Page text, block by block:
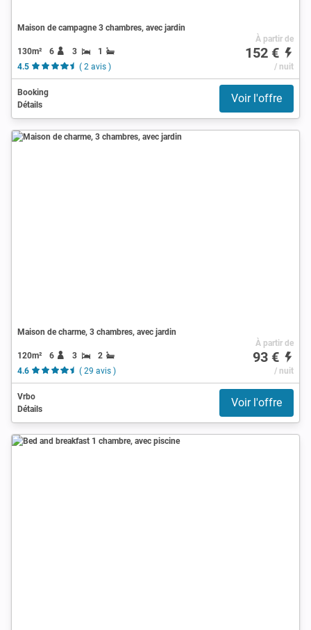
Maison de campagne 3 chambres, avec jardin
130m² 6 3
1
4.5
( 2 avis )
À partir de
152 €
/ nuit
Booking
Détails
Voir l'offre
Maison de charme, 3 chambres, avec jardin
120m² 6 3
2
4.6
( 29 avis )
À partir de
93 €
/ nuit
Vrbo
Détails
Voir l'offre